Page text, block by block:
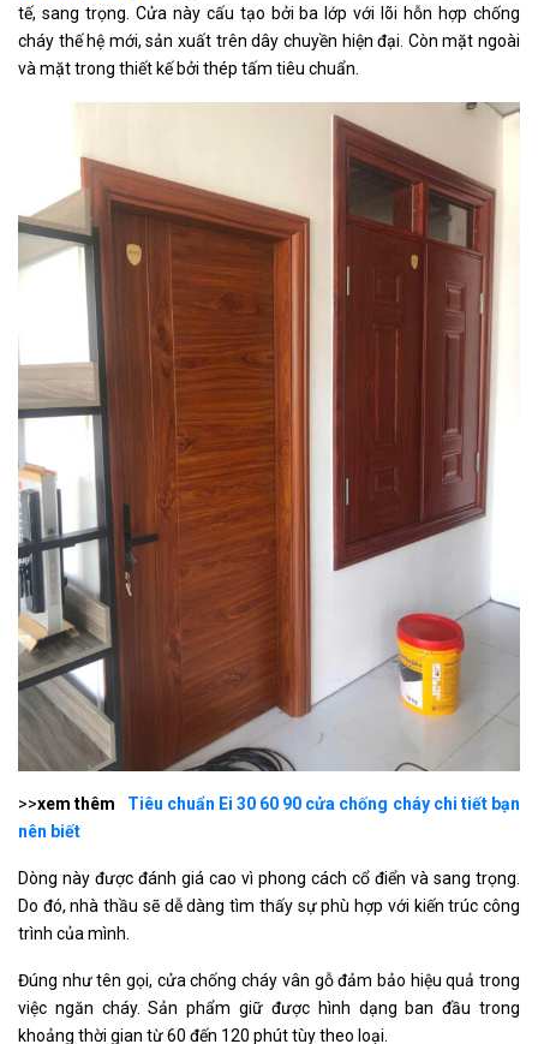
tế, sang trọng. Cửa này cấu tạo bởi ba lớp với lõi hỗn hợp chống
cháy thế hệ mới, sản xuất trên dây chuyền hiện đại. Còn mặt ngoài
và mặt trong thiết kế bởi thép tấm tiêu chuẩn.
>>xem thêm
Tiêu chuẩn Ei 30 60 90 cửa chống cháy chi tiết bạn
nên biết
Dòng này được đánh giá cao vì phong cách cổ điển và sang trọng.
Do đó, nhà thầu sẽ dễ dàng tìm thấy sự phù hợp với kiến trúc công
trình của mình.
Đúng như tên gọi, cửa chống cháy vân gỗ đảm bảo hiệu quả trong
việc ngăn cháy. Sản phẩm giữ được hình dạng ban đầu trong
khoảng thời gian từ 60 đến 120 phút tùy theo loại.